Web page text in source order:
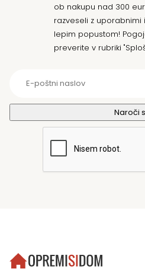
ob nakupu nad 300
razveseli z uporabnimi
lepim popustom!
preverite v rubriki